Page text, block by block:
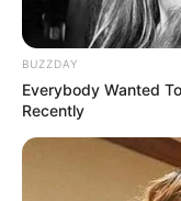
Tampil Lebih
Hasil Renovasi
90 Tahun
BUZZDAY
Everybody Wanted
Recently